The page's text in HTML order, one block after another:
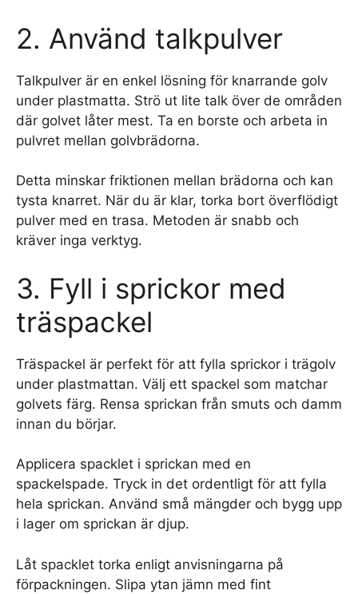
2. Använd talkpulver
Talkpulver är en enkel lösning för knarrande golv
under plastmatta. Strö ut lite talk över de områden
där golvet låter mest. Ta en borste och arbeta in
pulvret mellan golvbrädorna.
Detta minskar friktionen mellan brädorna och kan
tysta knarret. När du är klar, torka bort överflödigt
pulver med en trasa. Metoden är snabb och
kräver inga verktyg.
3. Fyll i sprickor med
träspackel
Träspackel är perfekt för att fylla sprickor i trägolv
under plastmattan. Välj ett spackel som matchar
golvets färg. Rensa sprickan från smuts och damm
innan du börjar.
Applicera spacklet i sprickan med en
spackelspade. Tryck in det ordentligt för att fylla
hela sprickan. Använd små mängder och bygg upp
i lager om sprickan är djup.
Låt spacklet torka enligt anvisningarna på
förpackningen. Slipa ytan jämn med fint